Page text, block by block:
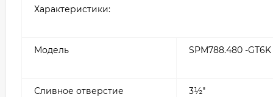
Характеристики:
Модель SPM788.480 -GT6K
Сливное отверстие 3½″